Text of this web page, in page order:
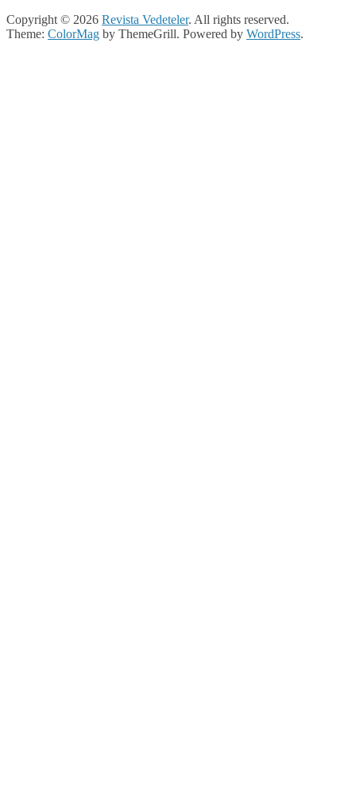
Copyright © 2026 Revista Vedeteler. All rights reserved.
Theme: ColorMag by ThemeGrill. Powered by WordPress.